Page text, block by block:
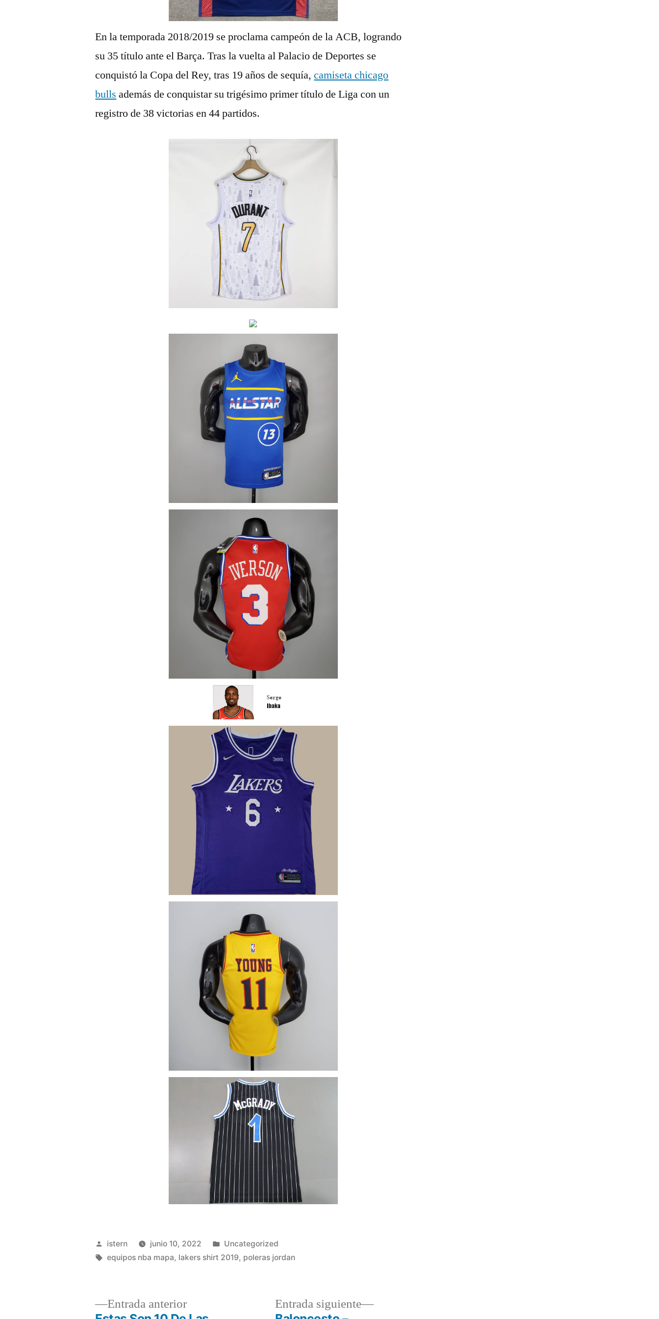
En la temporada 2018/2019 se proclama campeón de la ACB, logrando
su 35 título ante el Barça. Tras la vuelta al Palacio de Deportes se
conquistó la Copa del Rey, tras 19 años de sequía,camiseta chicago
bulls además de conquistar su trigésimo primer título de Liga con un
registro de 38 victorias en 44 partidos.
Publicado
por
istern junio 10, 2022
Publicado
en
Uncategorized
Etiquetas:
equipos nba mapa, lakers shirt 2019, poleras jordan
Entrada anteriorEntrada
Entrada siguiente
Entrada